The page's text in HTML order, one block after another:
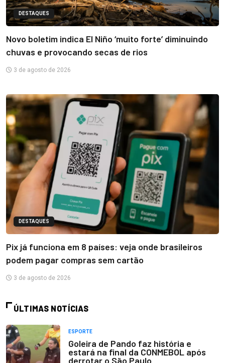
DESTAQUES
Novo boletim indica El Niño ‘muito forte’ diminuindo
chuvas e provocando secas de rios
3 de agosto de 2026
DESTAQUES
Pix já funciona em 8 países: veja onde brasileiros
podem pagar compras sem cartão
3 de agosto de 2026
ÚLTIMAS NOTÍCIAS
ESPORTE
Goleira de Pando faz história e
estará na final da CONMEBOL após
derrotar o São Paulo